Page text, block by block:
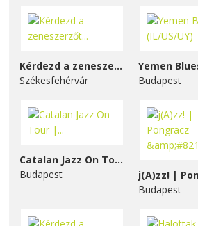
Kérdezd a zeneszerzőt...
Székesfehérvár
Budapest
Catalan Jazz On Tour |...
Budapest
Budapest